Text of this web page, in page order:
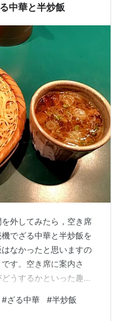
中華と半炒飯
外してみたら，空き席
でざる中華と半炒飯を
なかったと思いますの
す。空き席に案内さ
うするかといった趣旨
んが付いたかどうか全
#ざる中華 #半炒飯